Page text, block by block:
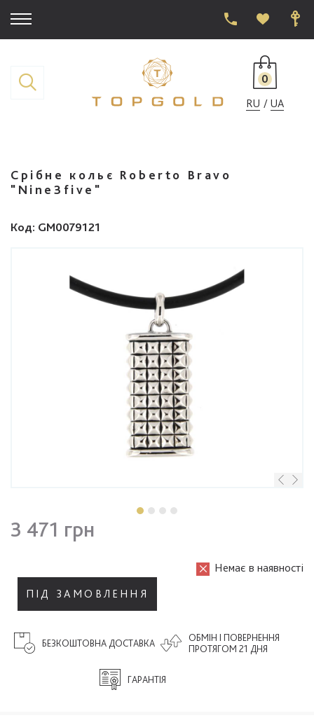
0
RU
UA
Срібне кольє Roberto Bravo
"Nine3five"
Код: GM0079121
3 471 грн
Немає в наявності
ПІД ЗАМОВЛЕННЯ
ОБМІН І ПОВЕРНЕННЯ
ПРОТЯГОМ 21 ДНЯ
ГАРАНТІЯ
БЕЗКОШТОВНА ДОСТАВКА